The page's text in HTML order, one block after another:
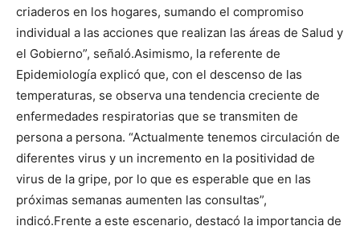
criaderos en los hogares, sumando el compromiso
individual a las acciones que realizan las áreas de Salud y
el Gobierno”, señaló.Asimismo, la referente de
Epidemiología explicó que, con el descenso de las
temperaturas, se observa una tendencia creciente de
enfermedades respiratorias que se transmiten de
persona a persona. “Actualmente tenemos circulación de
diferentes virus y un incremento en la positividad de
virus de la gripe, por lo que es esperable que en las
próximas semanas aumenten las consultas”,
indicó.Frente a este escenario, destacó la importancia de